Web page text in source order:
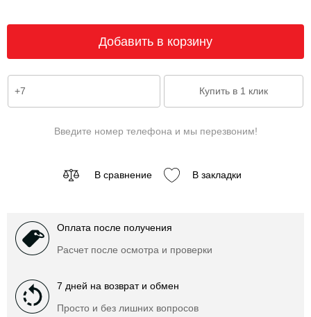
Введите номер телефона и мы перезвоним!
В сравнение В закладки
Оплата после получения
Расчет после осмотра и проверки
7 дней на возврат и обмен
Просто и без лишних вопросов